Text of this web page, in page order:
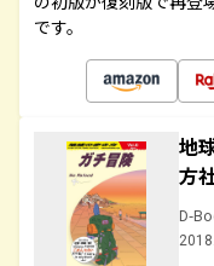
です。
地
方
D-